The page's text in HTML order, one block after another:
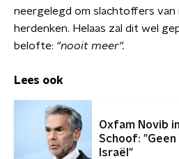
neergelegd om slachtoffers van
herdenken. Helaas zal dit wel
belofte: "nooit meer".
Lees ook
Oxfam Novib
Schoof:
Israël"